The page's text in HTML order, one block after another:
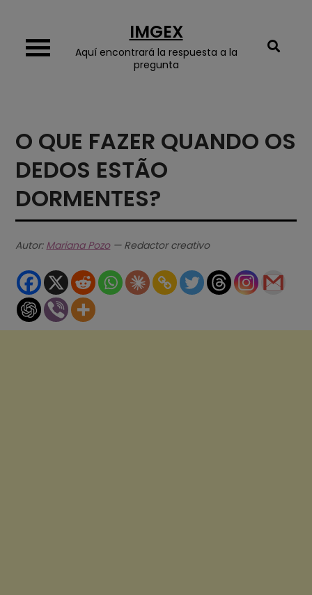
content
IMGEX
Aquí encontrará la respuesta a la
pregunta
O QUE FAZER QUANDO OS
DEDOS ESTÃO
DORMENTES?
Autor: Mariana Pozo— Redactor creativo